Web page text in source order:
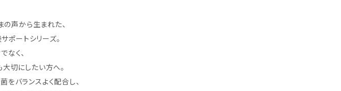
声から生まれた、
ポートシリーズ。
なく、
切にしたい方へ。
をバランスよく配合し、